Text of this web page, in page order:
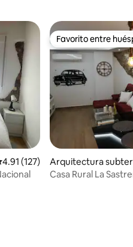
promedio: 4.91 de 5,
4.91 (127)
Favorito entre
Favorito entre
Arquitectura
n Setenil de las
Casa Rural La